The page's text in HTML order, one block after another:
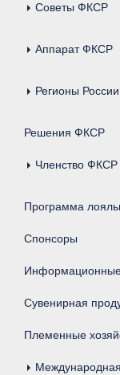
Советы ФКСР
Аппарат ФКСР
Регионы России
Решения ФКСР
Членство ФКСР
Программа
Спонсоры
Сувенирная
Племенные